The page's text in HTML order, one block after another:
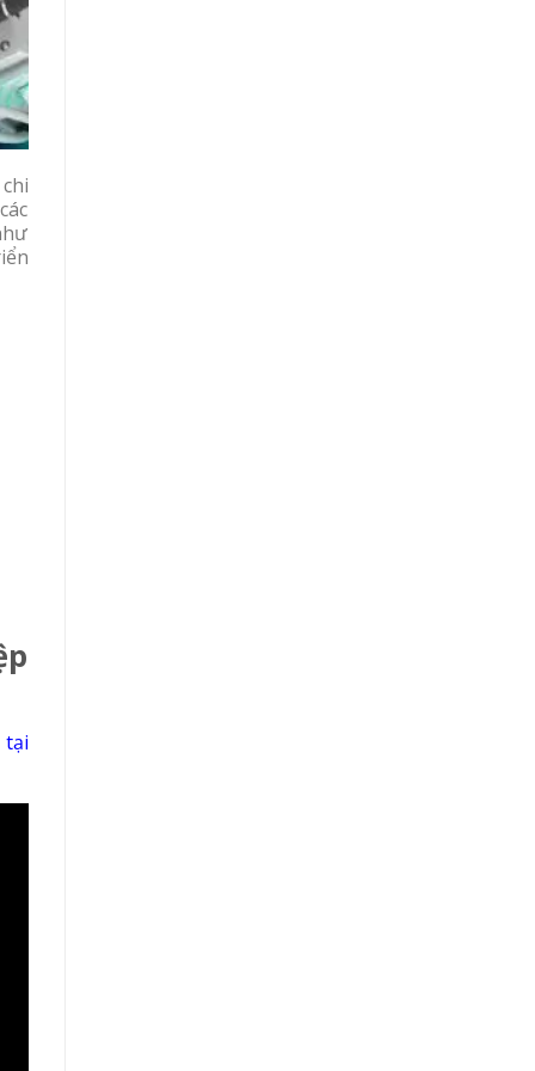
tại